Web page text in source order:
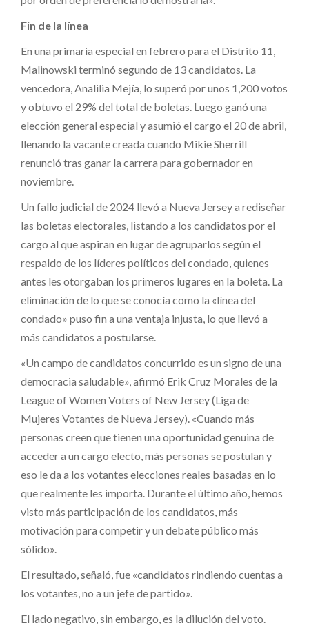
Fin de la línea
En una primaria especial en febrero para el Distrito 11,
Malinowski terminó segundo de 13 candidatos. La
vencedora, Analilia Mejía, lo superó por unos 1,200 votos
y obtuvo el 29% del total de boletas. Luego ganó una
elección general especial y asumió el cargo el 20 de abril,
llenando la vacante creada cuando Mikie Sherrill
renunció tras ganar la carrera para gobernador en
noviembre.
Un fallo judicial de 2024 llevó a Nueva Jersey a rediseñar
las boletas electorales, listando a los candidatos por el
cargo al que aspiran en lugar de agruparlos según el
respaldo de los líderes políticos del condado, quienes
antes les otorgaban los primeros lugares en la boleta. La
eliminación de lo que se conocía como la «línea del
condado» puso fin a una ventaja injusta, lo que llevó a
más candidatos a postularse.
«Un campo de candidatos concurrido es un signo de una
democracia saludable», afirmó Erik Cruz Morales de la
League of Women Voters of New Jersey (Liga de
Mujeres Votantes de Nueva Jersey). «Cuando más
personas creen que tienen una oportunidad genuina de
acceder a un cargo electo, más personas se postulan y
eso le da a los votantes elecciones reales basadas en lo
que realmente les importa. Durante el último año, hemos
visto más participación de los candidatos, más
motivación para competir y un debate público más
sólido».
El resultado, señaló, fue «candidatos rindiendo cuentas a
los votantes, no a un jefe de partido».
El lado negativo, sin embargo, es la dilución del voto.